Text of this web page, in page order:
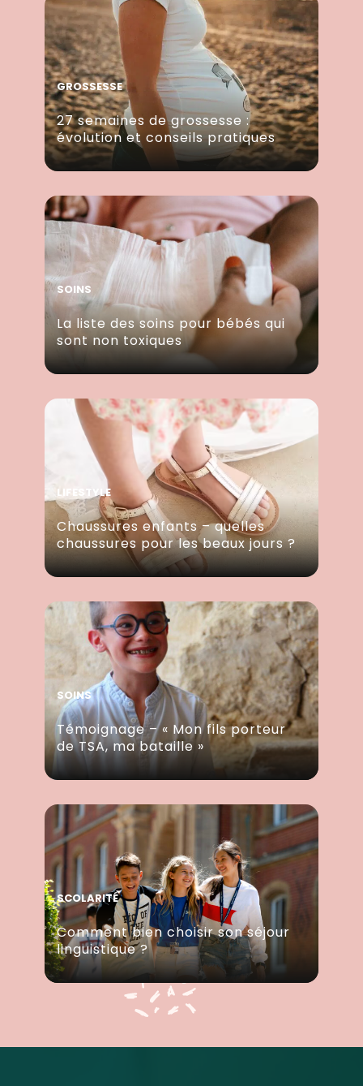
GROSSESSE
27 semaines de grossesse :
évolution et conseils pratiques
SOINS
La liste des soins pour bébés qui
sont non toxiques
LIFESTYLE
Chaussures enfants – quelles
chaussures pour les beaux jours ?
SOINS
Témoignage – « Mon fils porteur
de TSA, ma bataille »
SCOLARITÉ
Comment bien choisir son séjour
linguistique ?